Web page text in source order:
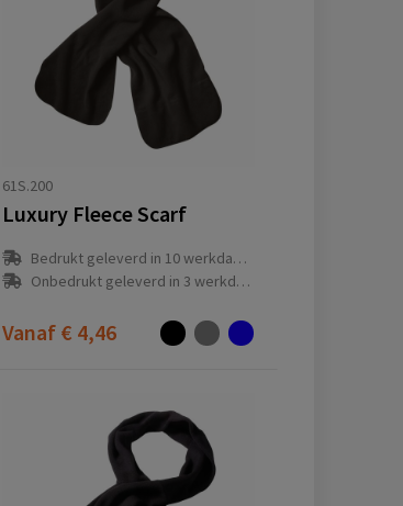
61S.200
Luxury Fleece Scarf
Bedrukt geleverd in 10 werkdag(en)
Onbedrukt geleverd in 3 werkdag(en)
Vanaf € 4,46